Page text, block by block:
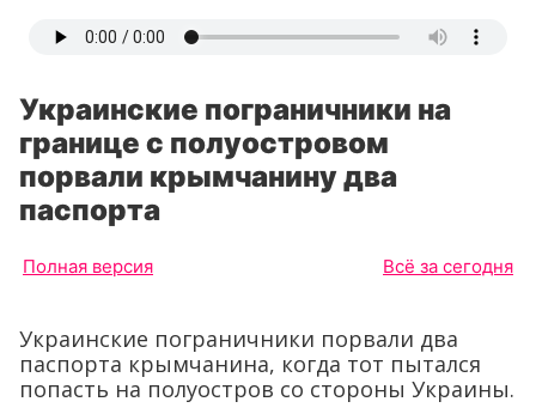
Украинские пограничники на
границе с полуостровом
порвали крымчанину два
паспорта
Полная версия Всё за сегодня
Украинские пограничники порвали два
паспорта крымчанина, когда тот пытался
попасть на полуостров со стороны Украины.